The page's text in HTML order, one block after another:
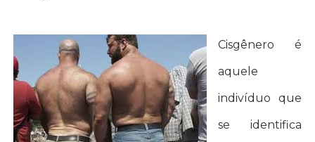
Cisgênero é
aquele
indivíduo que
se identifica